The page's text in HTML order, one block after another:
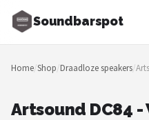
Soundbarspot
Zoeken
NAVIGATIE
Home/Shop/Draadloze speakers/
Artsound DC84